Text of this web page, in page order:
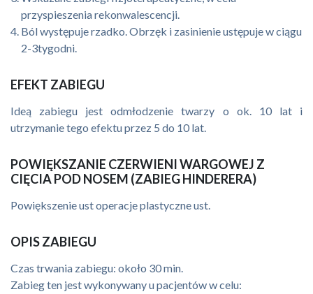
przyspieszenia rekonwalescencji.
Ból występuje rzadko. Obrzęk i zasinienie ustępuje w ciągu
2-3tygodni.
EFEKT ZABIEGU
Ideą zabiegu jest odmłodzenie twarzy o ok. 10 lat i
utrzymanie tego efektu przez 5 do 10 lat.
POWIĘKSZANIE CZERWIENI WARGOWEJ Z
CIĘCIA POD NOSEM (ZABIEG HINDERERA)
Powiększenie ust operacje plastyczne ust.
OPIS ZABIEGU
Czas trwania zabiegu: około 30 min.
Zabieg ten jest wykonywany u pacjentów w celu: